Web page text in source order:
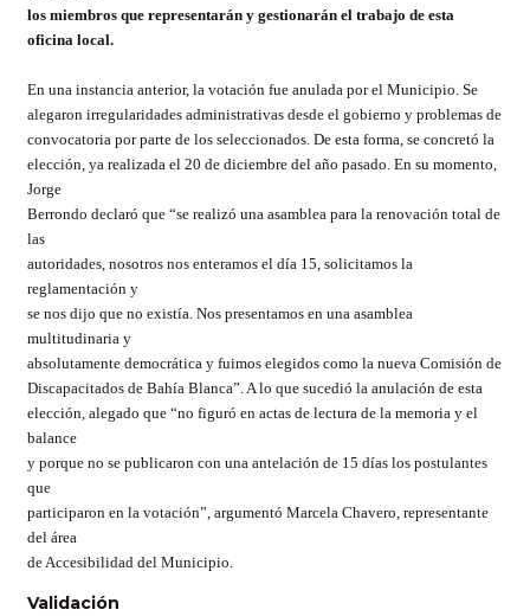
los miembros que representarán y gestionarán el trabajo de esta
oficina local.
En una instancia anterior, la votación fue anulada por el Municipio. Se
alegaron irregularidades administrativas desde el gobierno y problemas de
convocatoria por parte de los seleccionados. De esta forma, se concretó la
elección, ya realizada el 20 de diciembre del año pasado. En su momento,
Jorge
Berrondo declaró que “se realizó una asamblea para la renovación total de
las
autoridades, nosotros nos enteramos el día 15, solicitamos la
reglamentación y
se nos dijo que no existía. Nos presentamos en una asamblea
multitudinaria y
absolutamente democrática y fuimos elegidos como la nueva Comisión de
Discapacitados de Bahía Blanca”. A lo que sucedió la anulación de esta
elección, alegado que “no figuró en actas de lectura de la memoria y el
balance
y porque no se publicaron con una antelación de 15 días los postulantes
que
participaron en la votación”, argumentó Marcela Chavero, representante
del área
de Accesibilidad del Municipio.
Validación